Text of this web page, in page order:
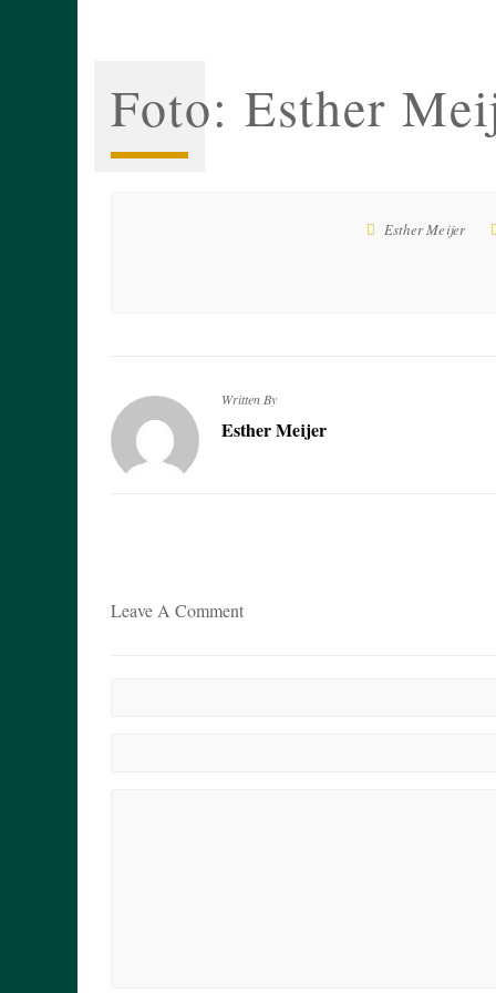
Foto: Esther
Esther Meijer
Written By
Esther Meijer
Leave A Comment